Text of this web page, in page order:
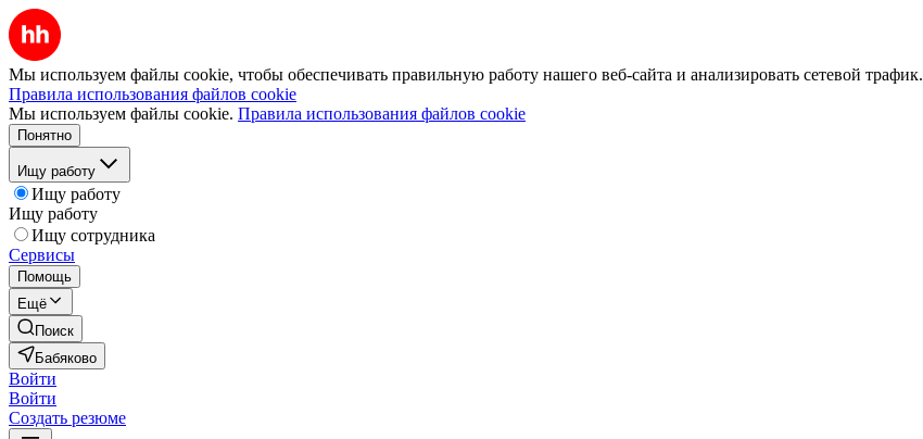
Мы используем файлы cookie, чтобы обеспечивать правильную работу нашего веб-сайта и анализировать сетевой трафик.
Правила использования файлов cookie
Мы используем файлы cookie. Правила использования файлов cookie
Понятно
Ищу работу
Ищу работу
Ищу работу
Ищу сотрудника
Сервисы
Помощь
Ещё
Поиск
Бабяково
Войти
Войти
Создать резюме